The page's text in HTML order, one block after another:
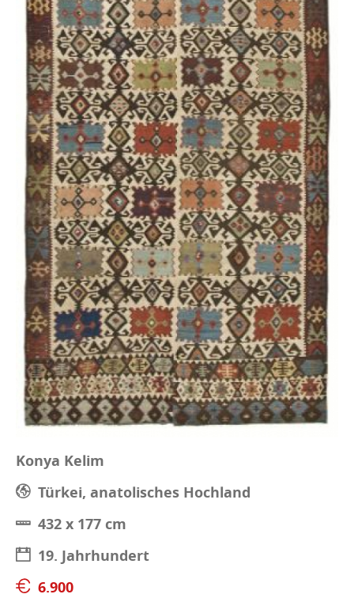
Konya Kelim
Türkei, anatolisches Hochland
432 x 177 cm
19. Jahrhundert
6.900